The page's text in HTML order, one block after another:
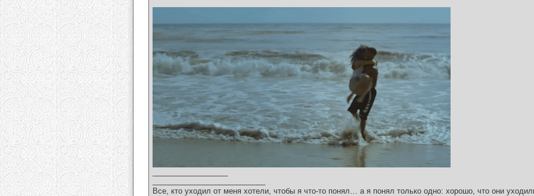
Все, кто уходил от меня хотели, чтобы я что-то понял… а я понял только одно: хорошо, что они